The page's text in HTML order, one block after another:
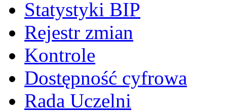
Statystyki BIP
Rejestr zmian
Kontrole
Dostępność cyfrowa
Rada Uczelni